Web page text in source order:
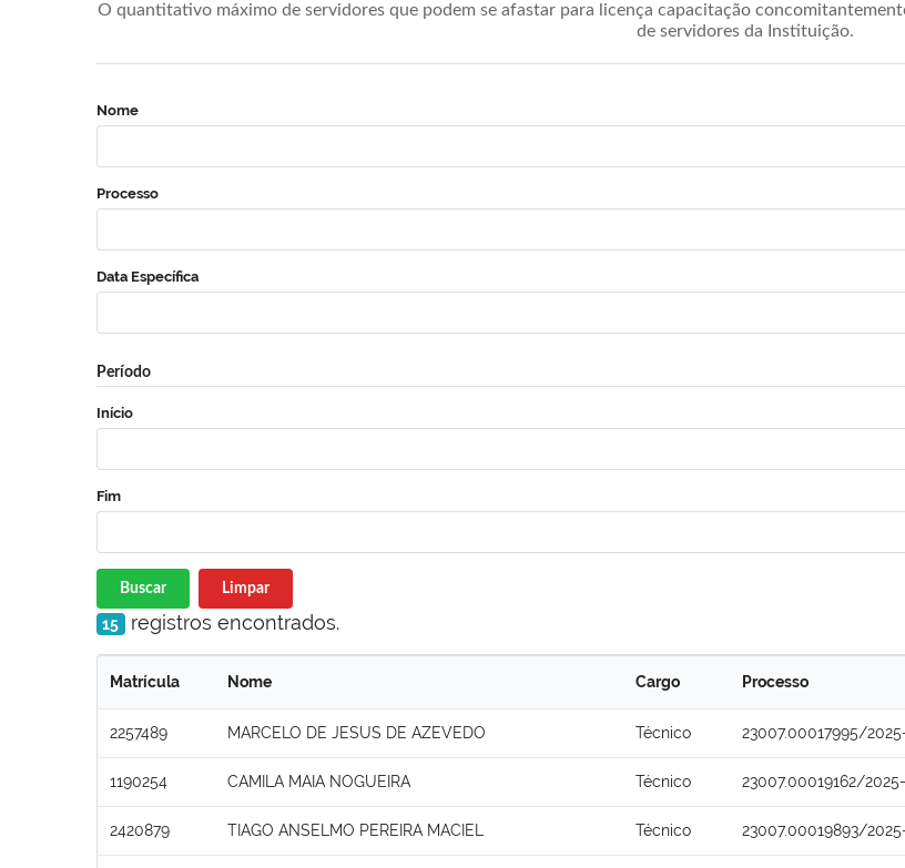
O quantitativo máximo de servidores que podem se afastar para licença capacitação
de servidores da Instituição.
Nome
Processo
Data Específica
Período
Início
Fim
Buscar Limpar
15 registros encontrados.
Matrícula Nome Cargo Processo
2257489 MARCELO DE JESUS DE AZEVEDO Técnico 23007.00017995/
1190254 CAMILA MAIA NOGUEIRA Técnico 23007.00019162/
2420879 TIAGO ANSELMO PEREIRA MACIEL Técnico 23007.00019893/